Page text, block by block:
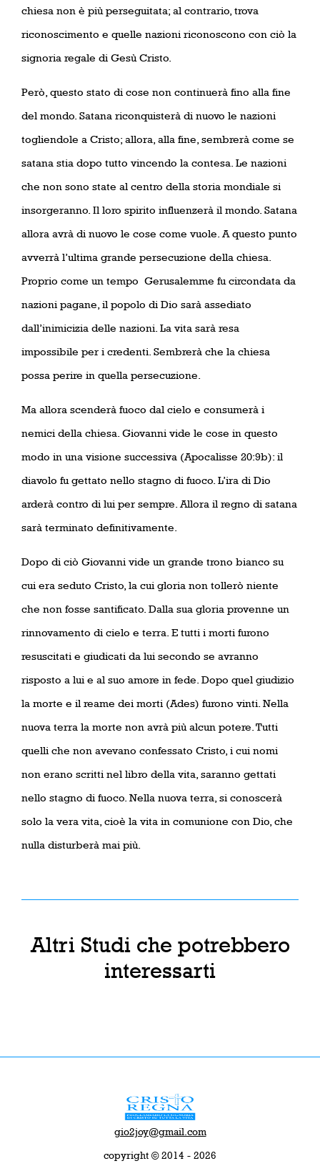
chiesa non è più perseguitata; al contrario, trova
riconoscimento e quelle nazioni riconoscono con ciò la
signoria regale di Gesù Cristo.
Però, questo stato di cose non continuerà fino alla fine
del mondo. Satana riconquisterà di nuovo le nazioni
togliendole a Cristo; allora, alla fine, sembrerà come se
satana stia dopo tutto vincendo la contesa. Le nazioni
che non sono state al centro della storia mondiale si
insorgeranno. Il loro spirito influenzerà il mondo. Satana
allora avrà di nuovo le cose come vuole. A questo punto
avverrà l’ultima grande persecuzione della chiesa.
Proprio come un tempo Gerusalemme fu circondata da
nazioni pagane, il popolo di Dio sarà assediato
dall’inimicizia delle nazioni. La vita sarà resa
impossibile per i credenti. Sembrerà che la chiesa
possa perire in quella persecuzione.
Ma allora scenderà fuoco dal cielo e consumerà i
nemici della chiesa. Giovanni vide le cose in questo
modo in una visione successiva (Apocalisse 20:9b): il
diavolo fu gettato nello stagno di fuoco. L’ira di Dio
arderà contro di lui per sempre. Allora il regno di satana
sarà terminato definitivamente.
Dopo di ciò Giovanni vide un grande trono bianco su
cui era seduto Cristo, la cui gloria non tollerò niente
che non fosse santificato. Dalla sua gloria provenne un
rinnovamento di cielo e terra. E tutti i morti furono
resuscitati e giudicati da lui secondo se avranno
risposto a lui e al suo amore in fede. Dopo quel giudizio
la morte e il reame dei morti (Ades) furono vinti. Nella
nuova terra la morte non avrà più alcun potere. Tutti
quelli che non avevano confessato Cristo, i cui nomi
non erano scritti nel libro della vita, saranno gettati
nello stagno di fuoco. Nella nuova terra, si conoscerà
solo la vera vita, cioè la vita in comunione con Dio, che
nulla disturberà mai più.
Altri Studi che potrebbero
interessarti
gio2joy@gmail.com
copyright © 2014 - 2026